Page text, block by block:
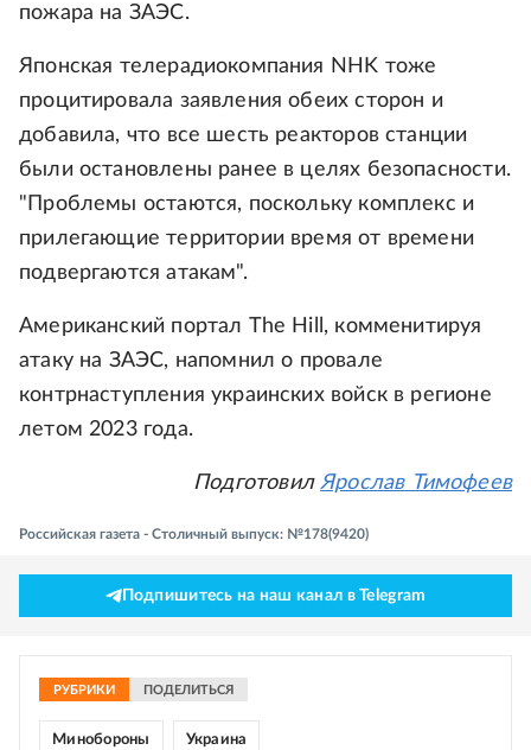
пожара на ЗАЭС.
Японская телерадиокомпания NHK тоже
процитировала заявления обеих сторон и
добавила, что все шесть реакторов станции
были остановлены ранее в целях безопасности.
"Проблемы остаются, поскольку комплекс и
прилегающие территории время от времени
подвергаются атакам".
Американский портал The Hill, комменитируя
атаку на ЗАЭС, напомнил о провале
контрнаступления украинских войск в регионе
летом 2023 года.
ПодготовилЯрослав Тимофеев
Российская газета - Столичный выпуск: №178(9420)
Подпишитесь на наш канал в Telegram
РУБРИКИ ПОДЕЛИТЬСЯ
Минобороны Украина